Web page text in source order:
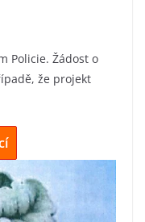
Policie. Žádost o
že projekt